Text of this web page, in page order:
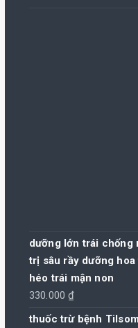
dưỡng lớn trái chống
trị sâu rầy dưỡng
héo trái mận non
330.000₫
thuốc trừ bệnh